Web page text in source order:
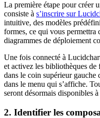
La première étape pour créer
consiste à s’inscrire sur
intuitive, des modèles
formes, ce qui vous permettra
diagrammes de déploiement
Une fois connecté à
et activez les bibliothèques
dans le coin supérieur
dans le menu qui s’affiche.
seront désormais disponibles
2. Identifier les